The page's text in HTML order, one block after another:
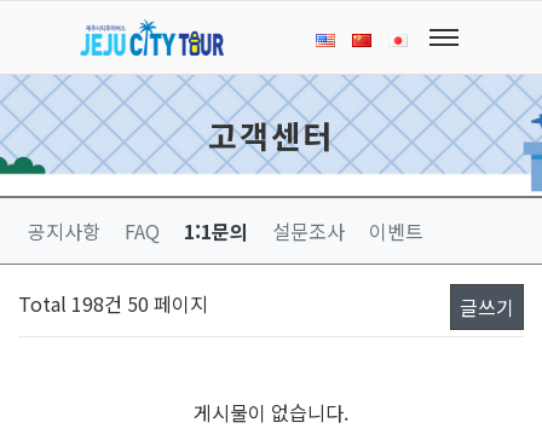
고객센터
공지사항 FAQ 1:1문의 설문조사 이벤트
Total 198건 50 페이지 글쓰기
게시물이 없습니다.